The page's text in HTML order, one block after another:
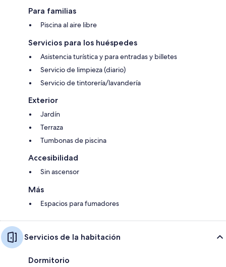
Para familias
Piscina al aire libre
Servicios para los huéspedes
Asistencia turística y para entradas y billetes
Servicio de limpieza (diario)
Servicio de tintorería/lavandería
Exterior
Jardín
Terraza
Tumbonas de piscina
Accesibilidad
Sin ascensor
Más
Espacios para fumadores
Servicios de la habitación
Dormitorio